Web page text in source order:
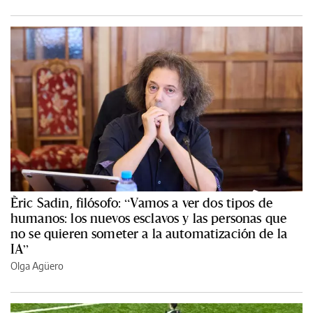
Èric Sadin, filósofo: “Vamos a ver dos tipos de
humanos: los nuevos esclavos y las personas que
no se quieren someter a la automatización de la
IA”
Olga Agüero